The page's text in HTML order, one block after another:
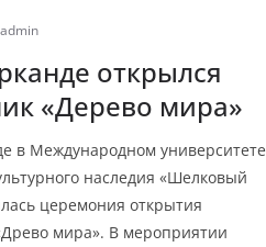
admin
открылся
«Дерево мира»
в Международном университете
наследия «Шелковый
церемония открытия
мира». В мероприятии